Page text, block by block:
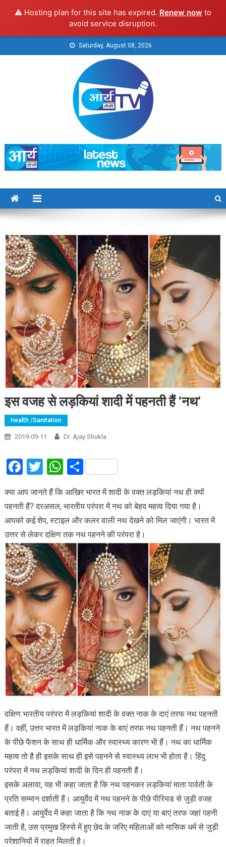
⚠️ Hosting plan for this site has expired. Renew now to
avoid service disruption.
to
Saturday, August 08, 2026
Arya TV
इस वजह से लड़कियां शादी में पहनती हैं ‘नथ’
Health /Sanitation
2019-09-11 Dr. Ajay Shukla
Facebook
Twitter
WhatsApp
Share
क्या आप जानते हैं कि आखिर भारत में शादी के वक्त लड़कियां नथ ही क्यों
पहनती हैं? दरअसल, भारतीय परंपरा में नथ को बेहद महत्व दिया गया है।
आपको कई शेप, स्टाइल और कलर वाली नथ देखने को मिल जाएंगी। भारत में
उत्तर से लेकर दक्षिण तक नथ पहनने की परंपरा है।
दक्षिण भारतीय परंपरा में लड़कियां शादी के वक्त नाक के दाएं तरफ नथ पहनती
हैं। वहीं, उत्तर भारत में लड़कियां नाक के बाएं तरफ नथ पहनती हैं। नथ पहनने
के पीछे फैशन के साथ ही धार्मिक और स्वास्थ्य कारण भी हैं। नथ का धार्मिक
महत्व तो है ही इसके साथ ही इसे पहनने से स्वास्थ्य लाभ भी होता है। हिंदु
परंपरा में नथ लड़कियां शादी के दिन ही पहनती हैं।
इसके अलावा, यह भी कहा जाता है कि नथ पहनकर लड़कियां माता पार्वती के
प्रति सम्मान दर्शाती हैं। आयुर्वेद में नथ पहनने के पीछे पीरियड से जुड़ी वजह
बताई है। आयुर्वेद में कहा जाता है कि नथ नाक के दाएं या बाएं तरफ जहां पहनी
जाती है, उस प्रमुख हिस्से में हुए छेद के जरिए महिलाओं को मासिक धर्म से जुड़ी
परेशानियों में राहत मिलती है।